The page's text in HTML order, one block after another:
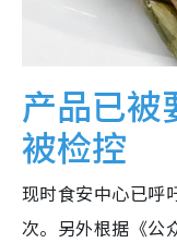
产品已被
被检控
现时食安中心已呼
次。另外根据《公